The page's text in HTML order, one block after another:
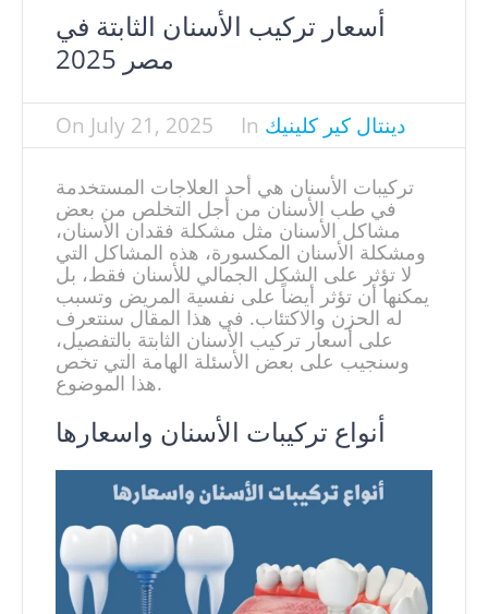
أسعار تركيب الأسنان الثابتة في
مصر 2025
On July 21, 2025 In دينتال كير كلينيك
تركيبات الأسنان هي أحد العلاجات المستخدمة
في طب الأسنان من أجل التخلص من بعض
مشاكل الأسنان مثل مشكلة فقدان الأسنان،
ومشكلة الأسنان المكسورة، هذه المشاكل التي
لا تؤثر على الشكل الجمالي للأسنان فقط، بل
يمكنها أن تؤثر أيضاً على نفسية المريض وتسبب
له الحزن والاكتئاب. في هذا المقال سنتعرف
على أسعار تركيب الأسنان الثابتة بالتفصيل،
وسنجيب على بعض الأسئلة الهامة التي تخص
هذا الموضوع.